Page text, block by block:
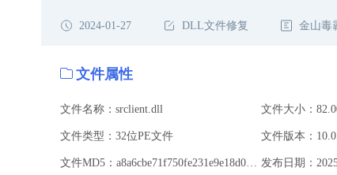
2024-01-27 DLL文件修复 金山毒
文件属性
文件名称：srclient.dll 文件大小：
文件类型：32位PE文件
发布日期：